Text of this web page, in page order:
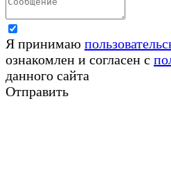
Я принимаю
ознакомлен и согласен с
данного сайта
Отправить